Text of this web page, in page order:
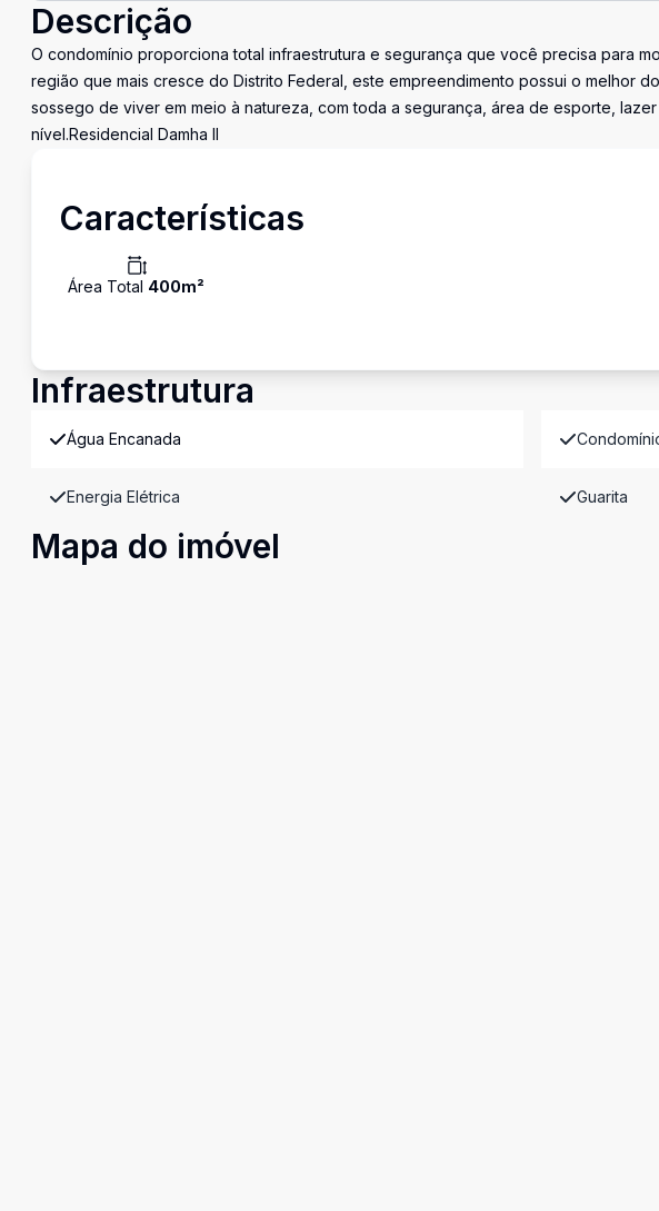
Descrição
O condomínio proporciona total infraestrutura e segurança que você precisa para
região que mais cresce do Distrito Federal, este empreendimento possui o melhor
sossego de viver em meio à natureza, com toda a segurança, área de esporte,
nível.Residencial Damha lI
Características
Área Total 400m²
Infraestrutura
Água Encanada
Energia Elétrica Guarita
Mapa do imóvel